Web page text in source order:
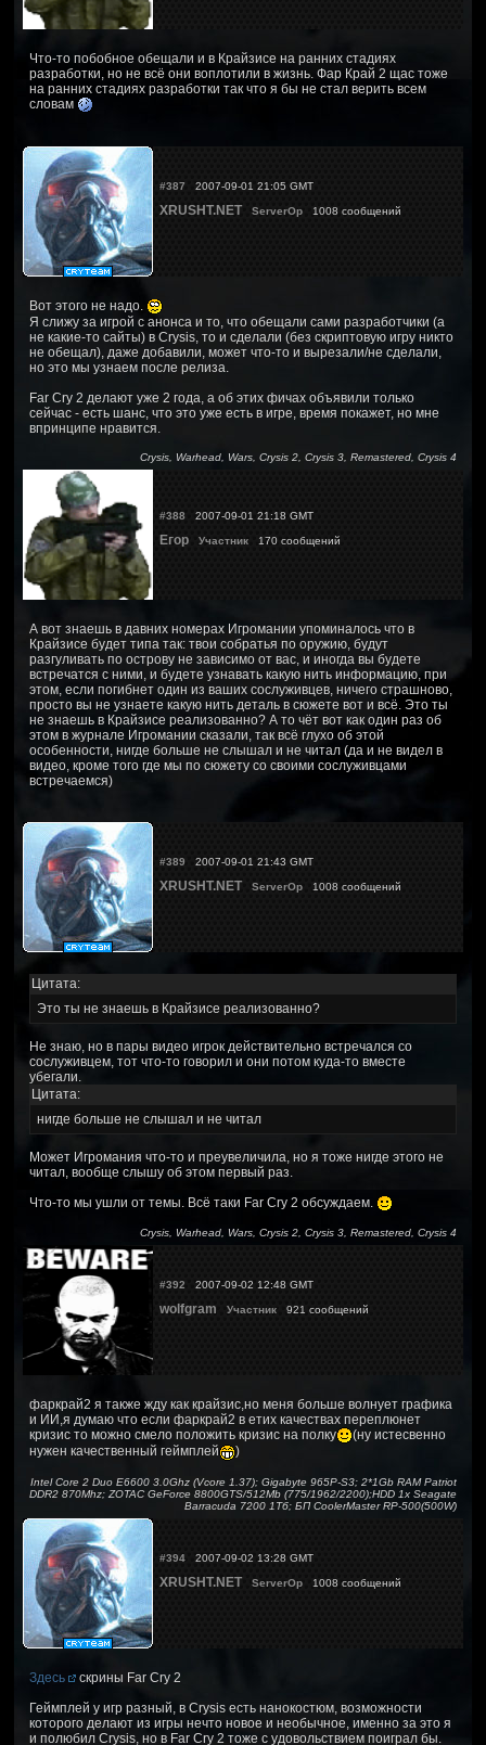
Что-то побобное обещали и в Крайзисе на ранних стадиях
разработки, но не всё они воплотили в жизнь. Фар Край 2 щас тоже
на ранних стадиях разработки так что я бы не стал верить всем
словам
#387 2007-09-01 21:05 GMT
XRUSHT.NET ServerOp 1008 сообщений
Вот этого не надо.
Я слижу за игрой с анонса и то, что обещали сами разработчики (а
не какие-то сайты) в Crysis, то и сделали (без скриптовую игру никто
не обещал), даже добавили, может что-то и вырезали/не сделали,
но это мы узнаем после релиза.
Far Cry 2 делают уже 2 года, а об этих фичах объявили только
сейчас - есть шанс, что это уже есть в игре, время покажет, но мне
впринципе нравится.
Crysis, Warhead, Wars, Crysis 2, Crysis 3, Remastered, Crysis 4
#388 2007-09-01 21:18 GMT
Егор Участник 170 сообщений
А вот знаешь в давних номерах Игромании упоминалось что в
Крайзисе будет типа так: твои собратья по оружию, будут
разгуливать по острову не зависимо от вас, и иногда вы будете
встречатся с ними, и будете узнавать какую нить информацию, при
этом, если погибнет один из ваших сослуживцев, ничего страшново,
просто вы не узнаете какую нить деталь в сюжете вот и всё. Это ты
не знаешь в Крайзисе реализованно? А то чёт вот как один раз об
этом в журнале Игромании сказали, так всё глухо об этой
особенности, нигде больше не слышал и не читал (да и не видел в
видео, кроме того где мы по сюжету со своими сослуживцами
встречаемся)
#389 2007-09-01 21:43 GMT
XRUSHT.NET ServerOp 1008 сообщений
Цитата:
Это ты не знаешь в Крайзисе реализованно?
Не знаю, но в пары видео игрок действительно встречался со
сослуживцем, тот что-то говорил и они потом куда-то вместе
убегали.
Цитата:
нигде больше не слышал и не читал
Может Игромания что-то и преувеличила, но я тоже нигде этого не
читал, вообще слышу об этом первый раз.
Что-то мы ушли от темы. Всё таки Far Cry 2 обсуждаем.
Crysis, Warhead, Wars, Crysis 2, Crysis 3, Remastered, Crysis 4
#392 2007-09-02 12:48 GMT
wolfgram Участник 921 сообщений
фаркрай2 я также жду как крайзис,но меня больше волнует графика
и ИИ,я думаю что если фаркрай2 в етих качествах переплюнет
кризис то можно смело положить кризис на полку
(ну истесвенно
нужен качественный геймплей
)
Intel Core 2 Duo E6600 3.0Ghz (Vcore 1.37); Gigabyte 965P-S3; 2*1Gb RAM Patriot
DDR2 870Mhz; ZOTAC GeForce 8800GTS/512Mb (775/1962/2200);HDD 1x Seagate
Barracuda 7200 1Тб; БП CoolerMaster RP-500(500W)
#394 2007-09-02 13:28 GMT
XRUSHT.NET ServerOp 1008 сообщений
Здесь
скрины Far Cry 2
Геймплей у игр разный, в Crysis есть нанокостюм, возможности
которого делают из игры нечто новое и необычное, именно за это я
и полюбил Crysis, но в Far Cry 2 тоже с удовольствием поиграл бы.